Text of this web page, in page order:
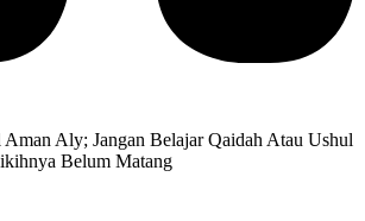
Aly; Jangan Belajar Qaidah Atau Ushul
Belum Matang